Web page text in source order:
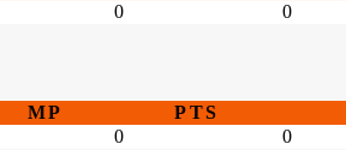
0 0
MP PTS
0 0